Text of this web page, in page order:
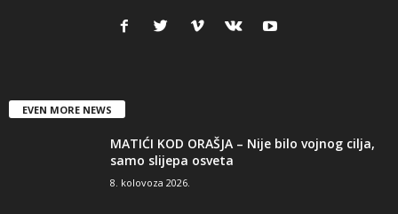
EVEN MORE NEWS
MATIĆI KOD ORAŠJA – Nije bilo vojnog cilja,
samo slijepa osveta
8. kolovoza 2026.